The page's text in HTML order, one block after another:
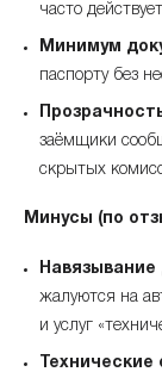
часто
Минимум
паспорту без
заёмщики
скрытых
Минусы (по
Навязывание
жалуются на
и услуг